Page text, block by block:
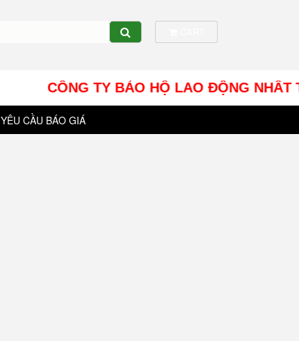
CÔNG TY BẢO HỘ LAO ĐỘNG NHÂT
YÊU CẦU BÁO GIÁ